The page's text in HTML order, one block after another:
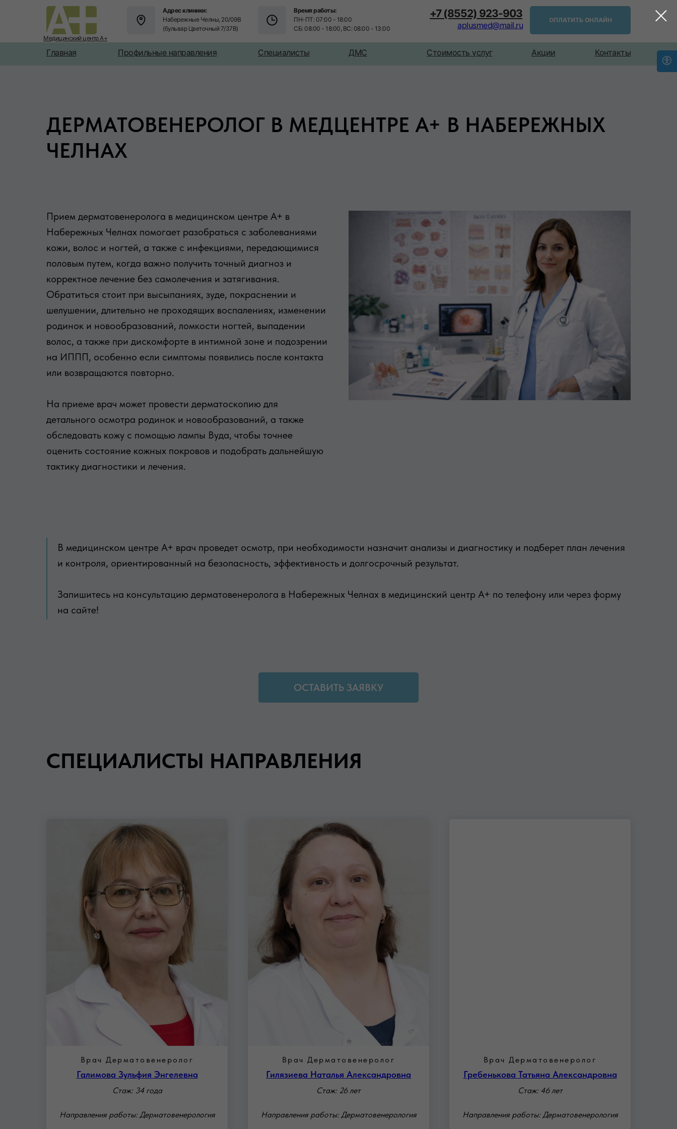
+7 (8552) 923-903
Время работы:
ПН-ПТ: 07:00 - 18:00
СБ: 08:00 - 18:00, ВС: 08:00 - 13:00
aplusmed@mail.ru
Адрес клиники:
Набережные Челны, 20/09В
(бульвар Цветочный 7/37В)
ОПЛАТИТЬ ОНЛАЙН
Контакты
Акции
Стоимость услуг
ДМС
Специалисты
Профильные направления
Главная
Медицинский центр А+
ДЕРМАТОВЕНЕРОЛОГ В МЕДЦЕНТРЕ А+ В НАБЕРЕЖНЫХ
ЧЕЛНАХ
Прием дерматовенеролога в медицинском центре А+ в
Набережных Челнах помогает разобраться с заболеваниями
кожи, волос и ногтей, а также с инфекциями, передающимися
половым путем, когда важно получить точный диагноз и
корректное лечение без самолечения и затягивания.
Обратиться стоит при высыпаниях, зуде, покраснении и
шелушении, длительно не проходящих воспалениях, изменении
родинок и новообразований, ломкости ногтей, выпадении
волос, а также при дискомфорте в интимной зоне и подозрении
на ИППП, особенно если симптомы появились после контакта
или возвращаются повторно.
На приеме врач может провести дерматоскопию для
детального осмотра родинок и новообразований, а также
обследовать кожу с помощью лампы Вуда, чтобы точнее
оценить состояние кожных покровов и подобрать дальнейшую
тактику диагностики и лечения.
В медицинском центре А+ врач проведет осмотр, при необходимости назначит анализы и диагностику и подберет план лечения
и контроля, ориентированный на безопасность, эффективность и долгосрочный результат.
Запишитесь на консультацию дерматовенеролога в Набережных Челнах в медицинский центр А+ по телефону или через форму
на сайте!
ОСТАВИТЬ ЗАЯВКУ
СПЕЦИАЛИСТЫ НАПРАВЛЕНИЯ
Врач Дерматовенеролог
Галимова Зульфия Энгелевна
Стаж: 34 года
Направления работы: Дерматовенерология
Врач Дерматовенеролог
Гилязиева Наталья Александровна
Стаж: 26 лет
Направления работы: Дерматовенерология
Врач Дерматовенеролог
Гребенькова Татьяна Александровна
Стаж: 46 лет
Направления работы: Дерматовенерология